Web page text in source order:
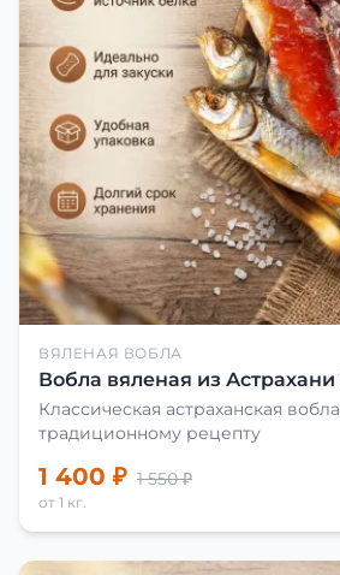
ВЯЛЕНАЯ ВОБЛА
Вобла вяленая из Астрахани
Классическая астраханская
традиционному рецепту
1 400 ₽ 1 550 ₽
от 1 кг.